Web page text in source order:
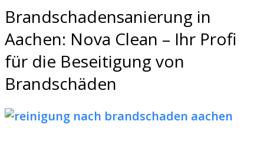
Brandschadensanierung in
Aachen: Nova Clean – Ihr Profi
für die Beseitigung von
Brandschäden